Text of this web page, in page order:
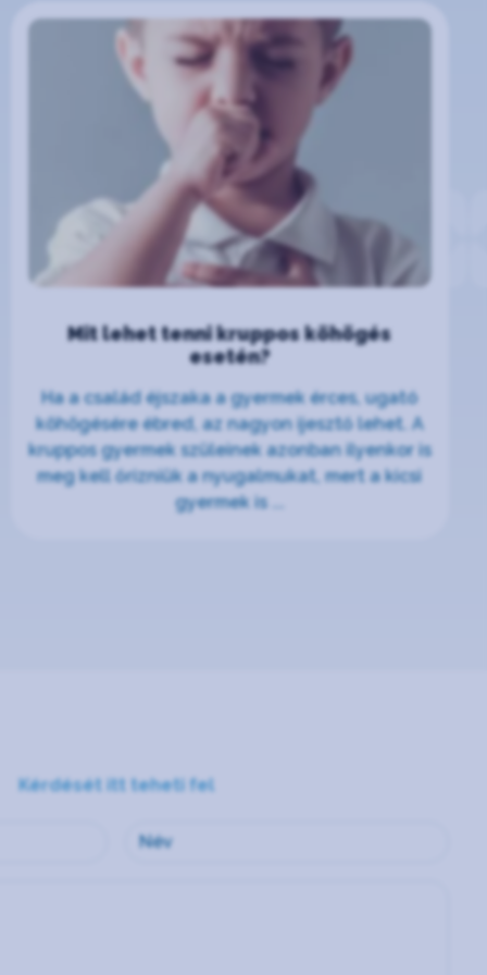
Mit lehet tenni kruppos köhögés
esetén?
Ha a család éjszaka a gyermek érces, ugató
köhögésére ébred, az nagyon ijesztő lehet. A
kruppos gyermek szüleinek azonban ilyenkor is
meg kell őrizniük a nyugalmukat, mert a kicsi
gyermek is ...
Kérdését itt teheti fel